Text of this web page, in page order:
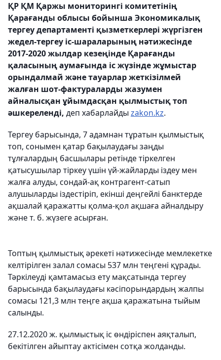
ҚР ҚМ Қаржы мониторингі комитетінің
Қарағанды облысы бойынша Экономикалық
тергеу департаменті қызметкерлері жүргізген
жедел-тергеу іс-шараларының нәтижесінде
2017-2020 жылдар кезеңінде Қарағанды
қаласының аумағында іс жүзінде жұмыстар
орындалмай және тауарлар жеткізілмей
жалған шот-фактураларды жазумен
айналысқан ұйымдасқан қылмыстық топ
әшкереленді, деп хабарлайды zakon.kz.
Тергеу барысында, 7 адамнан тұратын қылмыстық
топ, сонымен қатар бақылаудағы заңды
тұлғалардың басшылары ретінде тіркелген
қатысушылар тіркеу үшін үй-жайларды іздеу мен
жалға алуды, сондай-ақ контрагент-сатып
алушыларды іздестіріп, екінші деңгейлі банктерде
ақшалай қаражатты қолма-қол ақшаға айналдыру
және т. б. жүзеге асырған.
Топтың қылмыстық әрекеті нәтижесінде мемлекетке
келтірілген залал сомасы 537 млн теңгені құрады.
Тәркілеуді қамтамасыз ету мақсатында тергеу
барысында бақылаудағы кәсіпорындардың жалпы
сомасы 121,3 млн теңге ақша қаражатына тыйым
салынды.
27.12.2020 ж. қылмыстық іс өндіріспен аяқталып,
бекітілген айыптау актісімен сотқа жолданды.